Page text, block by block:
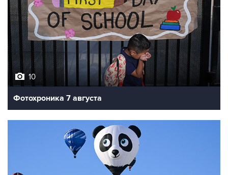
10
Фотохроника 7 августа